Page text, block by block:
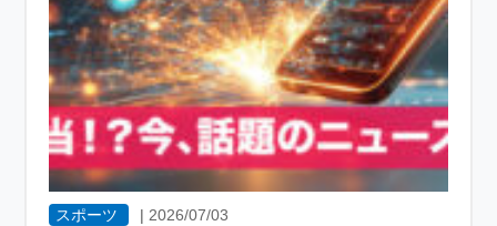
スポーツ | 2026/07/03